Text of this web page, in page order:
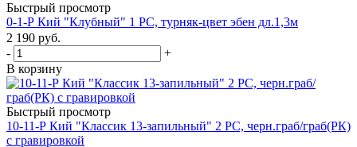
Быстрый просмотр
0-1-Р Кий "Клубный" 1 РС, турняк-цвет эбен дл.1,3м
2 190 руб.
-
+
В корзину
Быстрый просмотр
10-11-Р Кий "Классик 13-запильный" 2 РС, черн.граб/граб(РК)
с гравировкой